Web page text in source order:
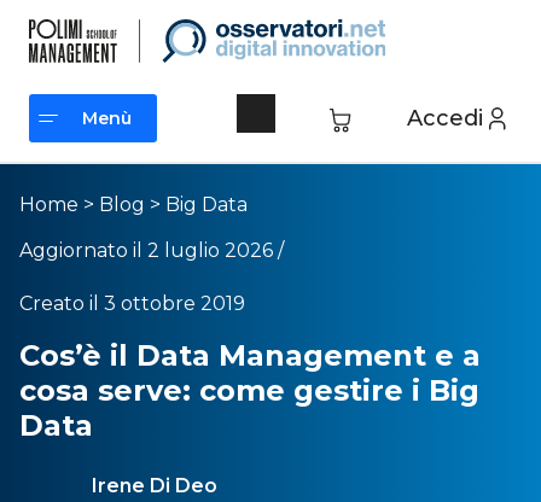
Accedi
Menù
Menù
Home > Blog > Big Data
Aggiornato il 2 luglio 2026 /
Creato il 3 ottobre 2019
Cos’è il Data Management e a
cosa serve: come gestire i Big
Data
Irene Di Deo